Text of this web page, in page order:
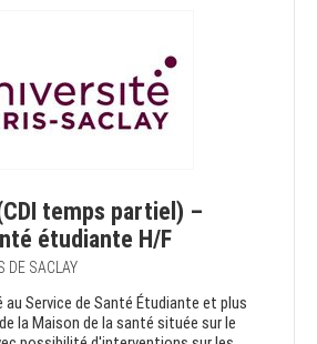
temps partiel) –
étudiante H/F
SACLAY
Service de Santé Étudiante et plus
la Maison de la santé située sur le